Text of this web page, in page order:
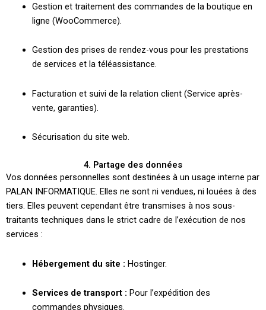
Gestion et traitement des commandes de la boutique en
ligne (WooCommerce).
Gestion des prises de rendez-vous pour les prestations
de services et la téléassistance.
Facturation et suivi de la relation client (Service après-
vente, garanties).
Sécurisation du site web.
4. Partage des données
Vos données personnelles sont destinées à un usage interne par
PALAN INFORMATIQUE. Elles ne sont ni vendues, ni louées à des
tiers. Elles peuvent cependant être transmises à nos sous-
traitants techniques dans le strict cadre de l’exécution de nos
services :
Hébergement du site : Hostinger.
Services de transport : Pour l’expédition des
commandes physiques.